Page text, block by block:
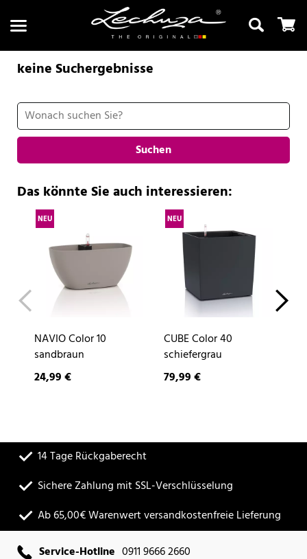
Suchen
keine Suchergebnisse
Suchen
Das könnte Sie auch interessieren:
NEU
NAVIO Color 10
sandbraun
24,99 €
NEU
CUBE Color 40
schiefergrau
79,99 €
14 Tage Rückgaberecht
Sichere Zahlung mit SSL-Verschlüsselung
Ab 65,00€ Warenwert versandkostenfreie Lieferung
Service-Hotline 0911 9666 2660